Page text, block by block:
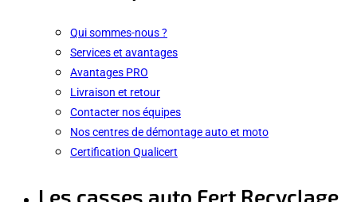
Qui sommes-nous ?
Services et avantages
Avantages PRO
Livraison et retour
Contacter nos équipes
Nos centres de démontage auto et moto
Certification Qualicert
Les casses auto Fert Recyclage